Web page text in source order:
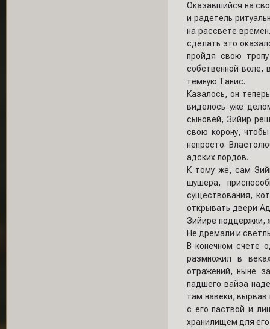
Оказавшийся на
и радетель
на рассвете
сделать это
пройдя свою
собственной воле,
тёмную Танис.
Казалось, он
виделось уже
сыновей, Зийир
свою корону,
непросто.
адских лордов.
К тому же, сам
шушера,
существования,
открывать двери
Зийире поддержки,
Не дремали и
В конечном счете
размножил в
отражений, ныне
падшего вайза
там навеки, вырвав
с его паствой и
хранилищем для